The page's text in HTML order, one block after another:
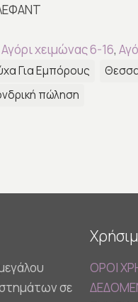
Αγόρι χειμώνας 6-16,
Για Εμπόρους
πώληση
σε
ΟΡΟΙ